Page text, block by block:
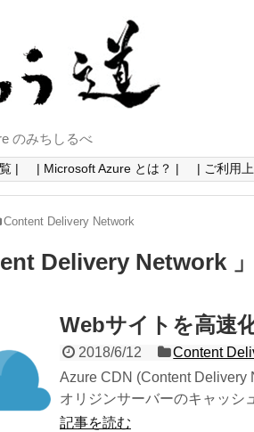
のみちしるべ
| | Microsoft Azure とは？ | | ご利用
Content Delivery Network
Delivery Network
Webサイトを高速
2018/6/12
Content
Azure CDN (Content Delivery
オリジンサーバーのキャッシ
記事を読む